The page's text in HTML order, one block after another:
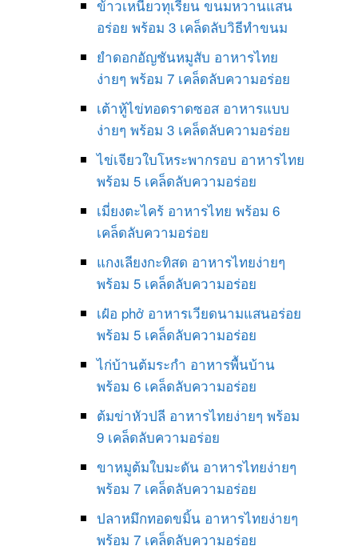
ข้าวเหนียวทุเรียน ขนมหวานแสน
อร่อย พร้อม 3 เคล็ดลับวิธีทำขนม
ยำดอกอัญชันหมูสับ อาหารไทย
ง่ายๆ พร้อม 7 เคล็ดลับความอร่อย
เต้าหู้ไข่ทอดราดซอส อาหารแบบ
ง่ายๆ พร้อม 3 เคล็ดลับความอร่อย
ไข่เจียวใบโหระพากรอบ อาหารไทย
พร้อม 5 เคล็ดลับความอร่อย
เมี่ยงตะไคร้ อาหารไทย พร้อม 6
เคล็ดลับความอร่อย
แกงเลียงกะทิสด อาหารไทยง่ายๆ
พร้อม 5 เคล็ดลับความอร่อย
เฝ๋อ phở อาหารเวียดนามแสนอร่อย
พร้อม 5 เคล็ดลับความอร่อย
ไก่บ้านต้มระกำ อาหารพื้นบ้าน
พร้อม 6 เคล็ดลับความอร่อย
ต้มข่าหัวปลี อาหารไทยง่ายๆ พร้อม
9 เคล็ดลับความอร่อย
ขาหมูต้มใบมะดัน อาหารไทยง่ายๆ
พร้อม 7 เคล็ดลับความอร่อย
ปลาหมึกทอดขมิ้น อาหารไทยง่ายๆ
พร้อม 7 เคล็ดลับความอร่อย